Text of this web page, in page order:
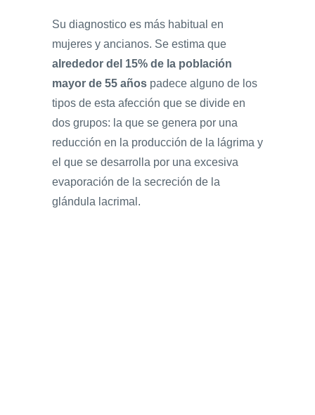
Su diagnostico es más habitual en
mujeres y ancianos. Se estima que
alrededor del 15% de la población
mayor de 55 años padece alguno de los
tipos de esta afección que se divide en
dos grupos: la que se genera por una
reducción en la producción de la lágrima y
el que se desarrolla por una excesiva
evaporación de la secreción de la
glándula lacrimal.